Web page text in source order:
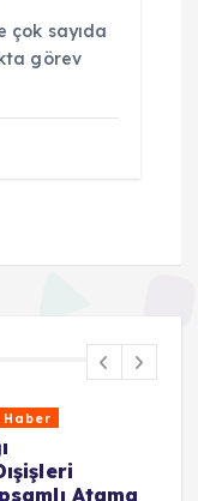
sayıda
görev
Haber
Atama